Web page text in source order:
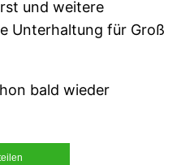
und weitere
Unterhaltung für Groß
bald wieder